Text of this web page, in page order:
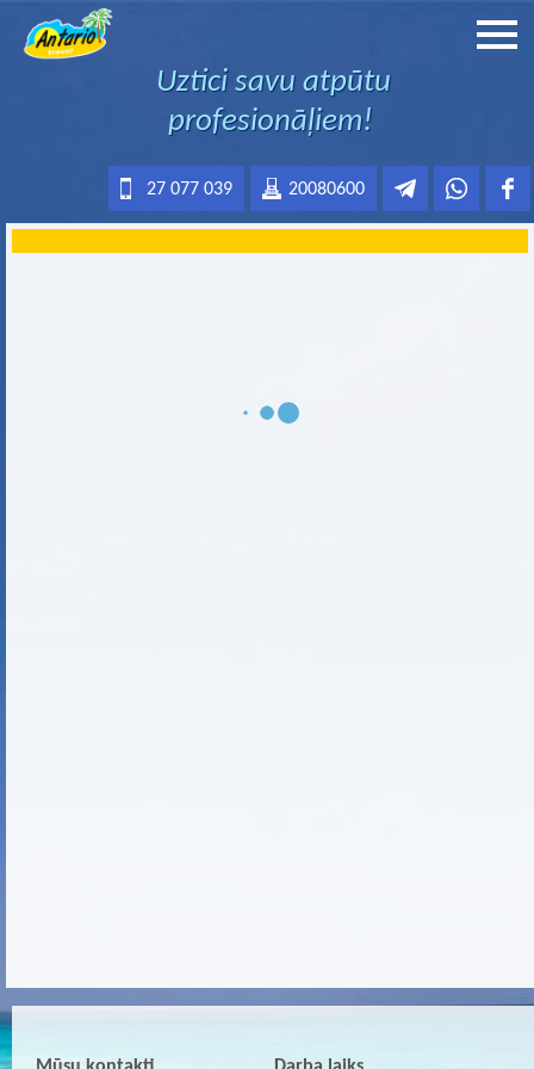
Uztici savu atpūtu
profesionāļiem!
20080600
27 077 039